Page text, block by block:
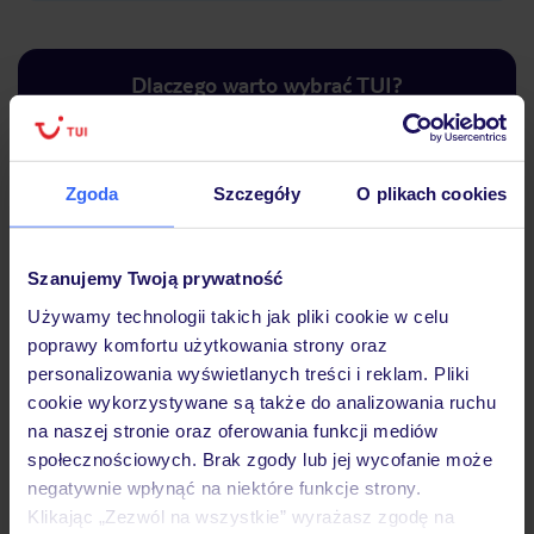
Zgoda Szczegóły O plikach cookies
Szanujemy Twoją prywatność
Używamy technologii takich jak pliki cookie w celu
poprawy komfortu użytkowania strony oraz
personalizowania wyświetlanych treści i reklam. Pliki
cookie wykorzystywane są także do analizowania ruchu
na naszej stronie oraz oferowania funkcji mediów
społecznościowych. Brak zgody lub jej wycofanie może
negatywnie wpłynąć na niektóre funkcje strony.
Klikając „Zezwól na wszystkie” wyrażasz zgodę na
Dlaczego warto wybrać TUI?
podróży w Polsce
Hotel
Pokoje